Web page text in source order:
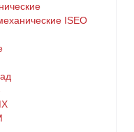
ISEO